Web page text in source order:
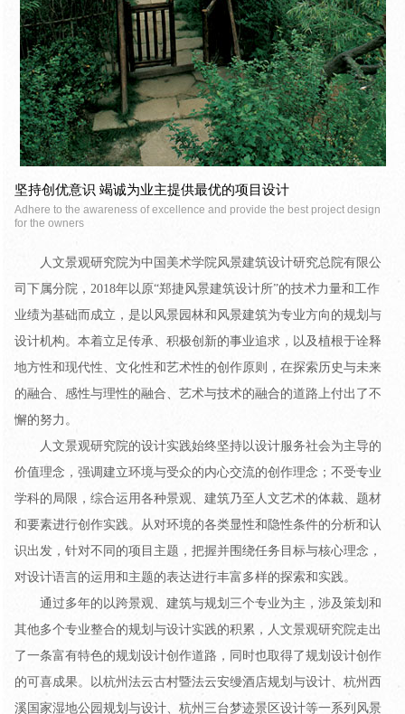
坚持创优意识 竭诚为业主提供最优的项目设计
Adhere to the awareness of excellence and provide the best project design
for the owners
人文景观研究院为中国美术学院风景建筑设计研究总院有限公
司下属分院，2018年以原“郑捷风景建筑设计所”的技术力量和工作
业绩为基础而成立，是以风景园林和风景建筑为专业方向的规划与
设计机构。本着立足传承、积极创新的事业追求，以及植根于诠释
地方性和现代性、文化性和艺术性的创作原则，在探索历史与未来
的融合、感性与理性的融合、艺术与技术的融合的道路上付出了不
懈的努力。
人文景观研究院的设计实践始终坚持以设计服务社会为主导的
价值理念，强调建立环境与受众的内心交流的创作理念；不受专业
学科的局限，综合运用各种景观、建筑乃至人文艺术的体裁、题材
和要素进行创作实践。从对环境的各类显性和隐性条件的分析和认
识出发，针对不同的项目主题，把握并围绕任务目标与核心理念，
对设计语言的运用和主题的表达进行丰富多样的探索和实践。
通过多年的以跨景观、建筑与规划三个专业为主，涉及策划和
其他多个专业整合的规划与设计实践的积累，人文景观研究院走出
了一条富有特色的规划设计创作道路，同时也取得了规划设计创作
的可喜成果。以杭州法云古村暨法云安缦酒店规划与设计、杭州西
溪国家湿地公园规划与设计、杭州三台梦迹景区设计等一系列风景